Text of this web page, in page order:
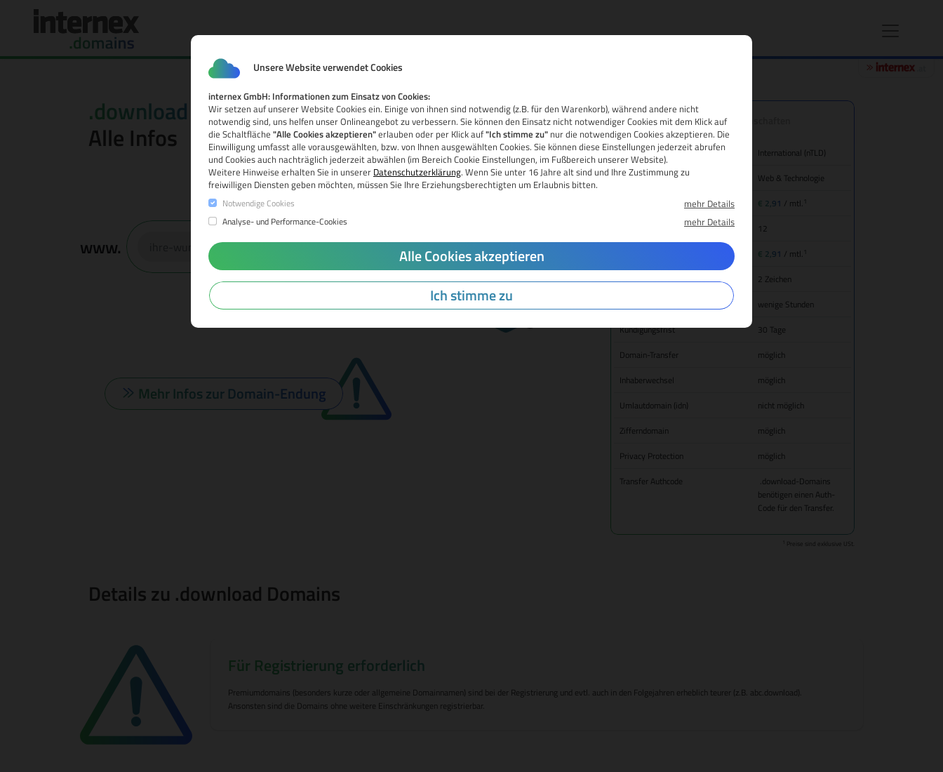
Unsere Website verwendet Cookies
internex GmbH: Informationen zum Einsatz von Cookies:
Wir setzen auf unserer Website Cookies ein. Einige von ihnen sind notwendig (z.B. für den Warenkorb), während andere nicht
notwendig sind, uns helfen unser Onlineangebot zu verbessern. Sie können den Einsatz nicht notwendiger Cookies mit dem Klick auf
die Schaltfläche "Alle Cookies akzeptieren"erlauben oder per Klick auf"Ich stimme zu" nur die notwendigen Cookies akzeptieren. Die
Einwilligung umfasst alle vorausgewählten, bzw. von Ihnen ausgewählten Cookies. Sie können diese Einstellungen jederzeit abrufen
und Cookies auch nachträglich jederzeit abwählen (im Bereich Cookie Einstellungen, im Fußbereich unserer Website).
Weitere Hinweise erhalten Sie in unserer Datenschutzerklärung. Wenn Sie unter 16 Jahre alt sind und Ihre Zustimmung zu
freiwilligen Diensten geben möchten, müssen Sie Ihre Erziehungsberechtigten um Erlaubnis bitten.
Notwendige Cookies mehr Details
Analyse- und Performance-Cookies mehr Details
Alle Cookies akzeptieren
Ich stimme zu
.download Domain
Alle Infos
www. Jetzt Domain prüfen
Mehr Infos zur Domain-Endung
.download Domain-Eigenschaften
Land/Bezeichnung
International (nTLD)
Kategorie
Web & Technologie
Preis für Domain-Registrierung
€ 2,91 / mtl.
12
€ 2,91 / mtl.
Domain-Mindestlänge
2 Zeichen
wenige Stunden
Kündigungsfrist
30 Tage
Domain-Transfer
möglich
Inhaberwechsel
möglich
Umlautdomain (idn)
nicht möglich
Zifferndomain
möglich
Privacy Protection
möglich
Transfer Authcode
.download-Domains
benötigen einen Auth-
Code für den Transfer.
Preise sind exklusive USt.
Details zu .download Domains
Für Registrierung erforderlich
Premiumdomains (besonders kurze oder allgemeine Domainnamen) sind bei der Registrierung und evtl. auch in den Folgejahren erheblich teurer (z.B. abc.download).
Ansonsten sind die Domains ohne weitere Einschränkungen registrierbar.